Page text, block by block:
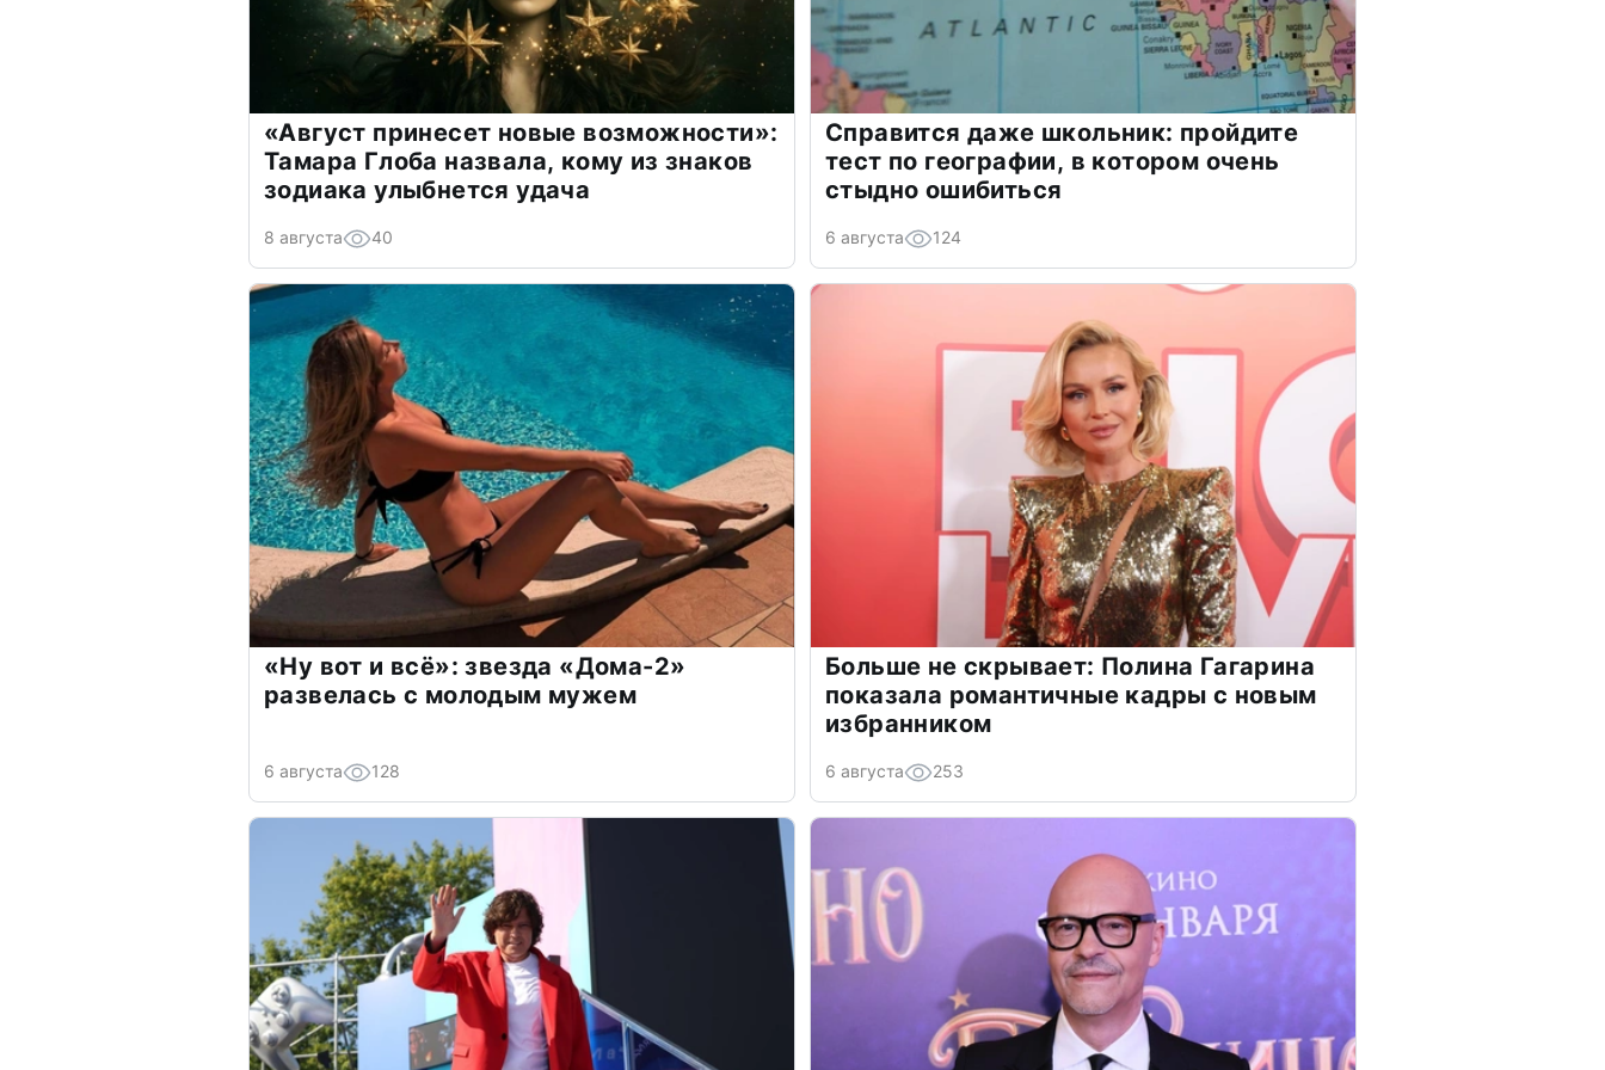
«Август принесет новые возможности»:
Тамара Глоба назвала, кому из знаков
зодиака улыбнется удача
8 августа 40
Справится даже школьник: пройдите
тест по географии, в котором очень
стыдно ошибиться
6 августа 124
«Ну вот и всё»: звезда «Дома-2»
развелась с молодым мужем
6 августа 128
Больше не скрывает: Полина Гагарина
показала романтичные кадры с новым
избранником
6 августа 253